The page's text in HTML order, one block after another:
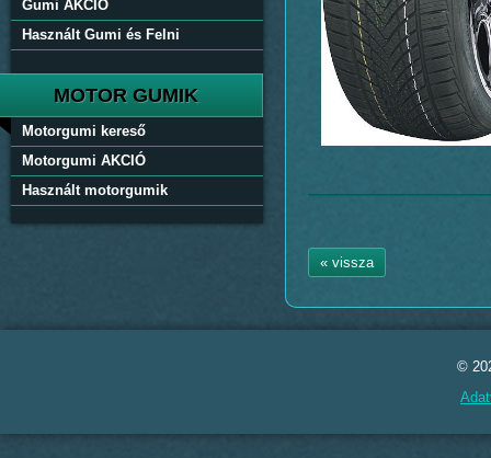
Gumi AKCIÓ
Használt Gumi és Felni
MOTOR GUMIK
Motorgumi kereső
Motorgumi AKCIÓ
Használt motorgumik
« vissza
©